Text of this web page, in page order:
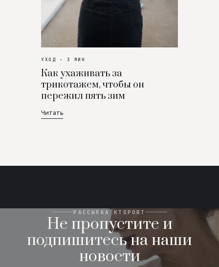
УХОД · 3 МИН
Как ухаживать за
трикотажем, чтобы он
пережил пять зим
Читать
РАССЫЛКА KTSPORT
Не пропустите и
подпишитесь на наши
новости